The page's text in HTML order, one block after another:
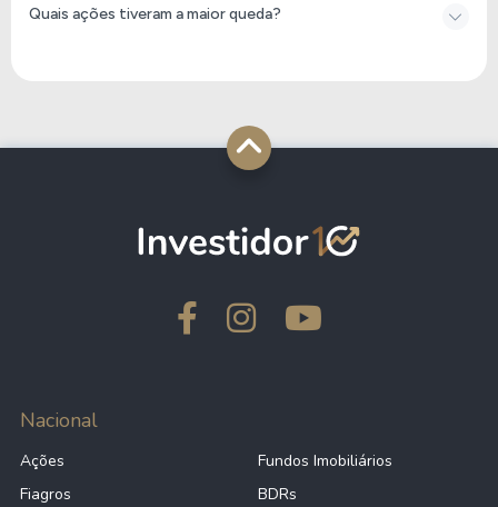
Quais ações tiveram a maior queda?
Nacional
Ações
Fundos Imobiliários
Fiagros
BDRs